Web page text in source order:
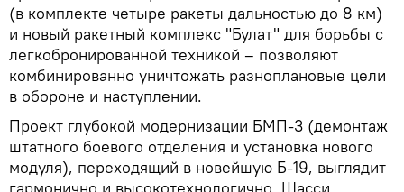
(в комплекте четыре ракеты дальностью до 8 км)
и новый ракетный комплекс "Булат" для борьбы с
легкобронированной техникой – позволяют
комбинированно уничтожать разноплановые цели
в обороне и наступлении.
Проект глубокой модернизации БМП-3 (демонтаж
штатного боевого отделения и установка нового
модуля), переходящий в новейшую Б-19, выглядит
гармонично и высокотехнологично. Шасси